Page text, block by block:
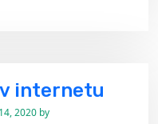
internetu
2020by